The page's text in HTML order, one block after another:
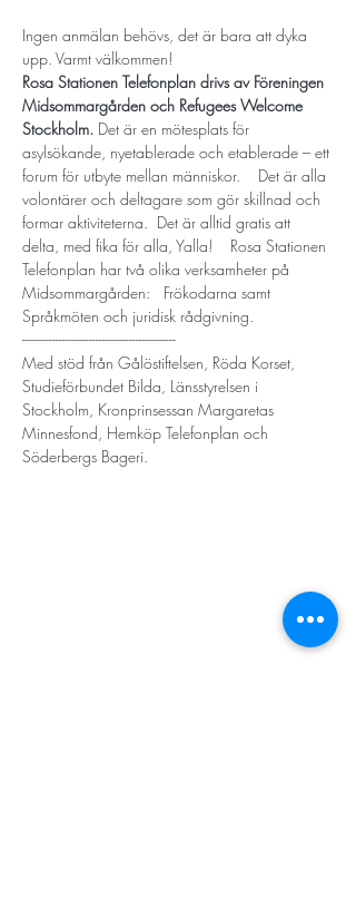
Ingen anmälan behövs, det är bara att dyka
upp. Varmt välkommen!
Rosa Stationen Telefonplan drivs av Föreningen
Midsommargården och Refugees Welcome
Stockholm. Det är en mötesplats för
asylsökande, nyetablerade och etablerade – ett
forum för utbyte mellan människor.  ​  Det är alla
volontärer och deltagare som gör skillnad och
formar aktiviteterna.  Det är alltid gratis att
delta, med fika för alla, Yalla!  ​  Rosa Stationen
Telefonplan har två olika verksamheter på
Midsommargården:   Frökodarna samt
Språkmöten och juridisk rådgivning.
----------------------------------------------
Med stöd från Gålöstiftelsen, Röda Korset,
Studieförbundet Bilda, Länsstyrelsen i
Stockholm, Kronprinsessan Margaretas
Minnesfond, Hemköp Telefonplan och
Söderbergs Bageri.